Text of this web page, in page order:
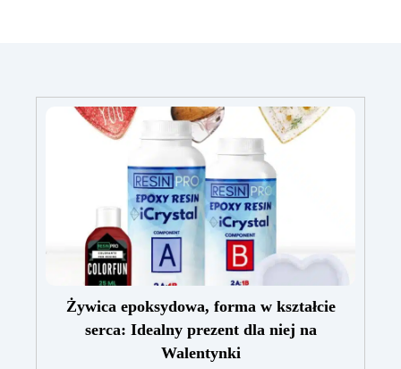
Żywica epoksydowa, forma w kształcie
serca: Idealny prezent dla niej na
Walentynki